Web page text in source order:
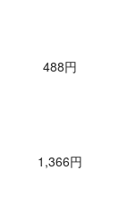
488円
1,366円